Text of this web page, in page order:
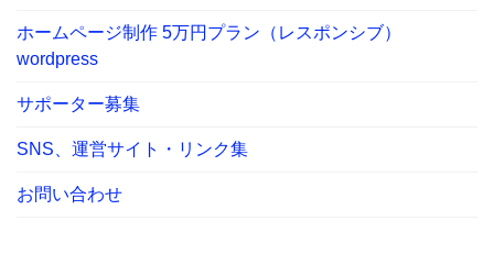
ホームページ制作 5万円プラン（レスポンシブ）
wordpress
サポーター募集
SNS、運営サイト・リンク集
お問い合わせ